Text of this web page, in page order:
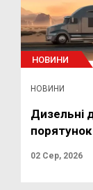
НОВИНИ
НОВИНИ
Дизельні
порятунок
02 Сер, 2026